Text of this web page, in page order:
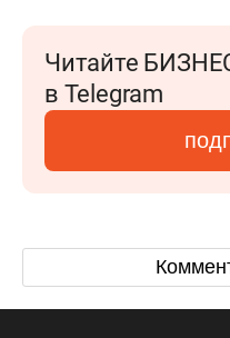
Читайте
в Telegram